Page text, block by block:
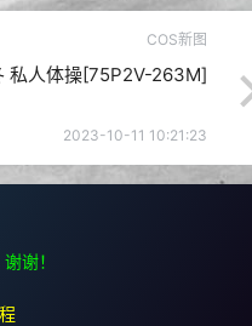
COS新图
私人体操[75P2V-263M]
2023-10-11 10:21:23
谢！